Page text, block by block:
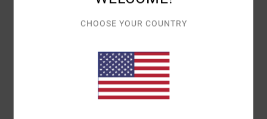
RAPPORTO QUALITÀ-PREZZO
5.0
CHOOSE YOUR COUNTRY